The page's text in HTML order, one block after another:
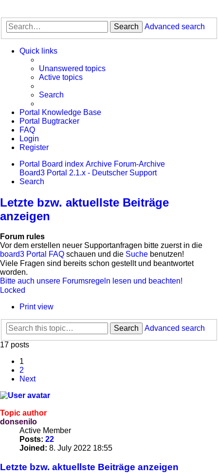
Search Advanced search
Quick links
Unanswered topics
Active topics
Search
Portal Knowledge Base
Portal Bugtracker
FAQ
Login
Register
Portal
Board index Archive Forum-Archive
Board3 Portal 2.1.x - Deutscher Support
Search
Letzte bzw. aktuellste Beiträge
anzeigen
Forum rules
Vor dem erstellen neuer Supportanfragen bitte zuerst in die
board3 Portal FAQ schauen und die Suche benutzen!
Viele Fragen sind bereits schon gestellt und beantwortet
worden.
Bitte auch unsere Forumsregeln lesen und beachten!
Locked
Print view
Search
Advanced search
17 posts
1
2
Next
Topic author
donsenilo
Active Member
Posts: 22
Joined: 8. July 2022 18:55
Letzte bzw. aktuellste Beiträge anzeigen